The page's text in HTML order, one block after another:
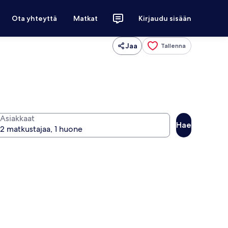
Ota yhteyttä Matkat Kirjaudu sisään
Jaa Tallenna
Asiakkaat
Hae